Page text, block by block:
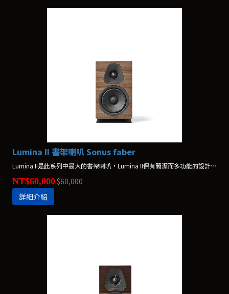
Lumina II 書架喇叭 Sonus faber
Lumina II是此系列中最大的書架喇叭，Lumina II保有簡潔而多功能的設計，非常適合放在書架或其他架上，或是作為家庭劇院系統中的後聲道。
NT$60,000$60,000
詳細介紹